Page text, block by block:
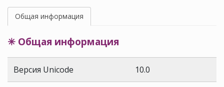
Общая информация
✳ Общая информация
Версия Unicode 10.0